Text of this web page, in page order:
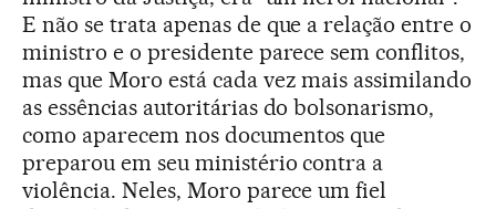
E não se trata apenas de que a relação entre o
ministro e o presidente parece sem conflitos,
mas que Moro está cada vez mais assimilando
as essências autoritárias do bolsonarismo,
como aparecem nos documentos que
preparou em seu ministério contra a
violência. Neles, Moro parece um fiel